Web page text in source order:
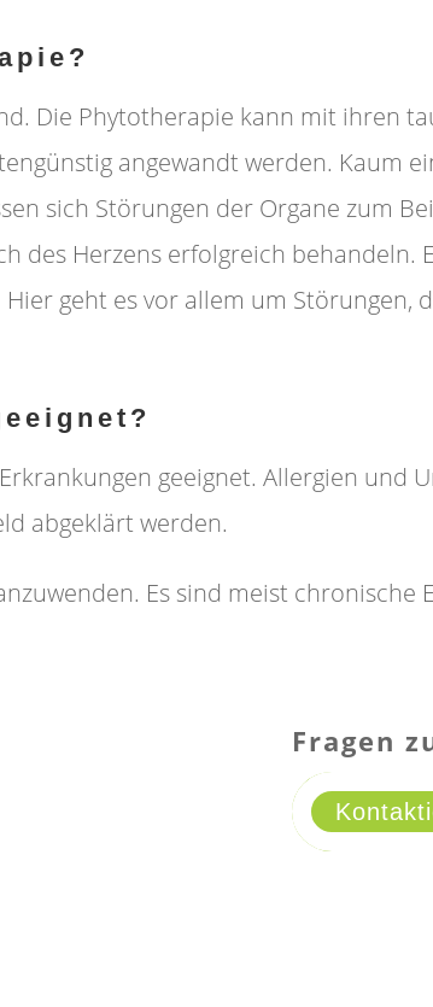
Die Phytotherapie kann mit ihren
angewandt werden. Kaum
sich Störungen der Organe zum
des Herzens erfolgreich behandeln.
geht es vor allem um Störungen,
geeignet. Allergien und
abgeklärt werden.
Es sind meist chronische
Fragen